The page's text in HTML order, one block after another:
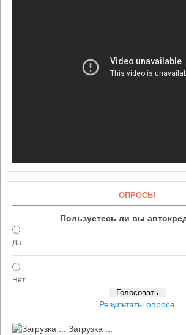
ОПРОСЫ
Пользуетесь ли вы
Да
Нет
Результаты опроса
Загрузка ...